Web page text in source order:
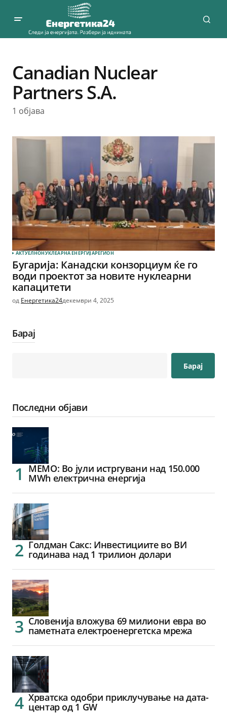
Canadian Nuclear
Partners S.A.
1 објава
АКТУЕЛНОНУКЛЕАРНА ЕНЕРГИЈАРЕГИОН
Бугарија: Канадски конзорциум ќе го
води проектот за новите нуклеарни
капацитети
од Енергетика24декември 4, 2025
Барај
Барај
Последни објави
МЕМО: Во јули истргувани над 150.000
MWh електрична енергија
Голдман Сакс: Инвестициите во ВИ
годинава над 1 трилион долари
Словенија вложува 69 милиони евра во
паметната електроенергетска мрежа
Хрватска одобри приклучување на дата-
центар од 1 GW